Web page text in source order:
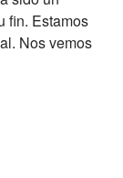
fin. Estamos
Nos vemos